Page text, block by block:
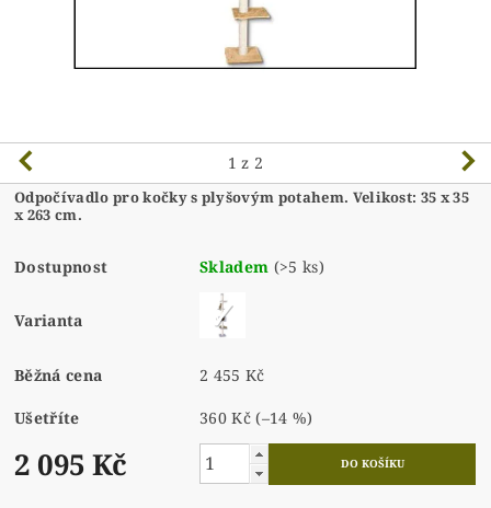
1 z 2
Odpočívadlo pro kočky s plyšovým potahem. Velikost: 35 x 35
x 263 cm.
Dostupnost Skladem (>5 ks)
Varianta
Běžná cena 2 455 Kč
Ušetříte 360 Kč(–14 %)
2 095 Kč